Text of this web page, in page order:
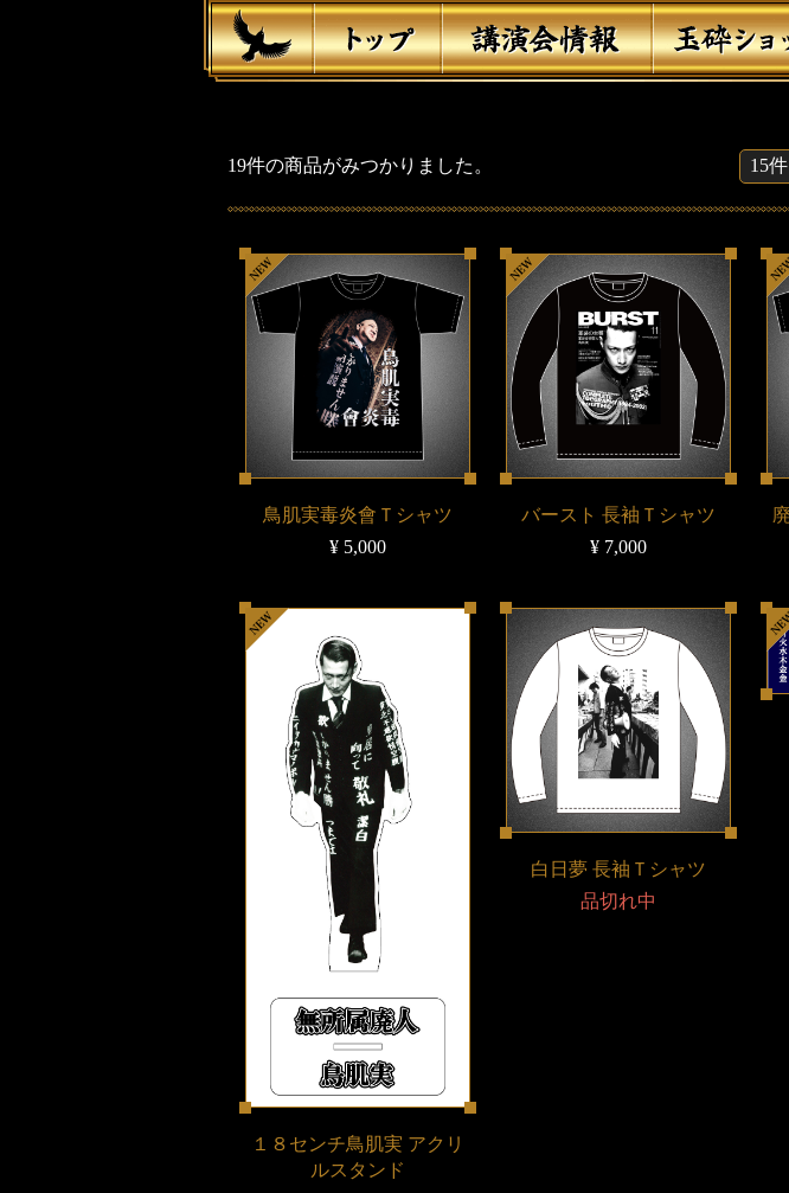
19件の商品がみつかりました。
鳥肌実毒炎會Ｔシャツ
¥ 5,000
バースト 長袖Ｔシャツ
¥ 7,000
１８センチ鳥肌実 アクリ
ルスタンド
白日夢 長袖Ｔシャツ
品切れ中